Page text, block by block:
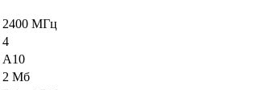
2400 МГц
4
A10
2 Мб